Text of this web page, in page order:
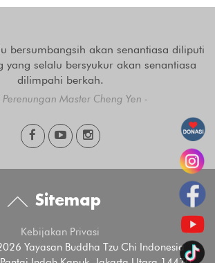
bersumbangsih akan senantiasa diliputi
yang selalu bersyukur akan senantiasa
dilimpahi berkah.
Master Cheng Yen -
Sitemap
Kebijakan Privasi
Yayasan Buddha Tzu Chi Indonesia